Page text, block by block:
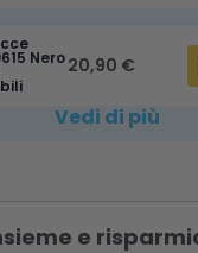
Nero20,90 €
Vedi di più
e